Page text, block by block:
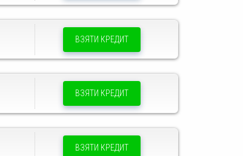
ВЗЯТИ КРЕДИТ
ВЗЯТИ КРЕДИТ
ВЗЯТИ КРЕДИТ